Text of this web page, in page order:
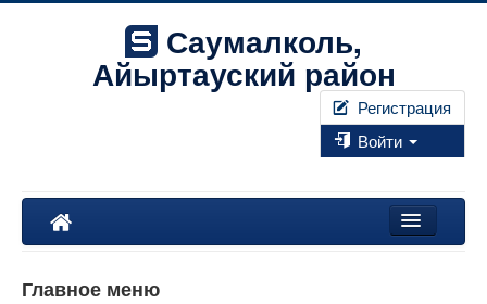
Саумалколь,
Айыртауский район
Регистрация
Войти
Главное меню